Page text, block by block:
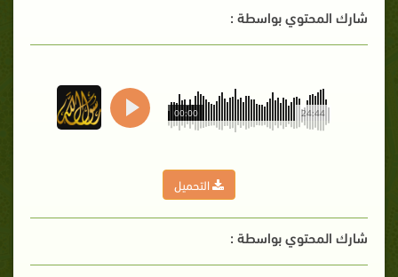
شارك المحتوي بواسطة :
24:44
00:00
التحميل
شارك المحتوي بواسطة :